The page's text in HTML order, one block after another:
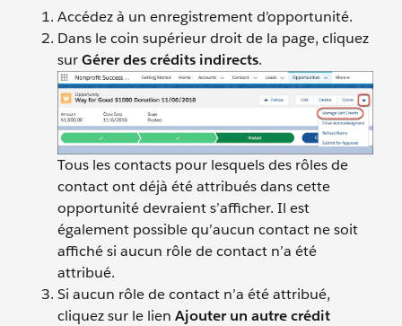
Accédez à un enregistrement d’opportunité.
Dans le coin supérieur droit de la page, cliquez
surGérer des crédits indirects.
Tous les contacts pour lesquels des rôles de
contact ont déjà été attribués dans cette
opportunité devraient s’afficher. Il est
également possible qu’aucun contact ne soit
affiché si aucun rôle de contact n’a été
attribué.
Si aucun rôle de contact n’a été attribué,
cliquez sur le lien Ajouter un autre crédit